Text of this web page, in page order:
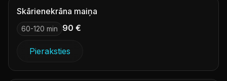
Skārienekrāna maiņa
60-120 min 90 €
Pieraksties